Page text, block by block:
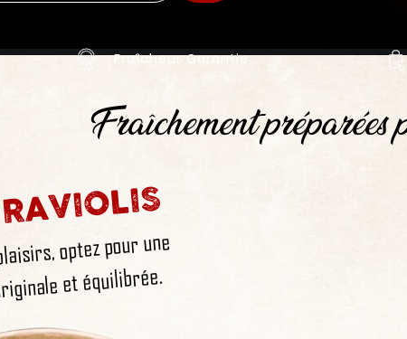
Fraîcheur Garantie
Fraîchement préparées
RAVIOLIS
optez pour une
et équilibrée.